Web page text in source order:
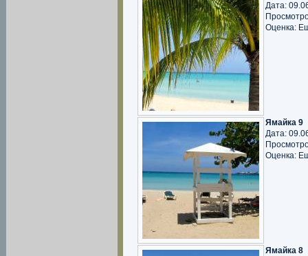
Дата:
Оценка:
Ямайка 9
Дата:
Оценка:
Ямайка 8